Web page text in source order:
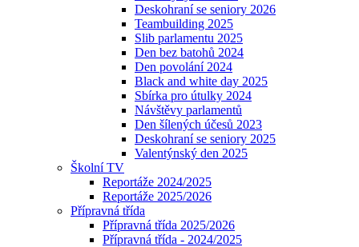
Deskohraní se seniory 2026
Teambuilding 2025
Slib parlamentu 2025
Den bez batohů 2024
Den povolání 2024
Black and white day 2025
Sbírka pro útulky 2024
Návštěvy parlamentů
Den šílených účesů 2023
Deskohraní se seniory 2025
Valentýnský den 2025
Školní TV
Reportáže 2024/2025
Reportáže 2025/2026
Přípravná třída
Přípravná třída 2025/2026
Přípravná třída - 2024/2025